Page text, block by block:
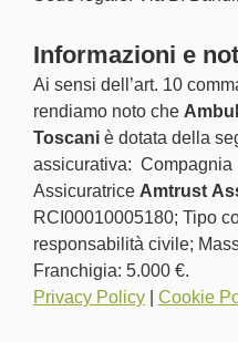
Informazioni e
Ai sensi dell’art. 10
rendiamo noto che
Toscani è dotata della
assicurativa: Compagnia
Assicuratrice Amtrust
RCI00010005180; Tipo
responsabilità civile;
Franchigia: 5.000 €.
Privacy Policy
Cookie